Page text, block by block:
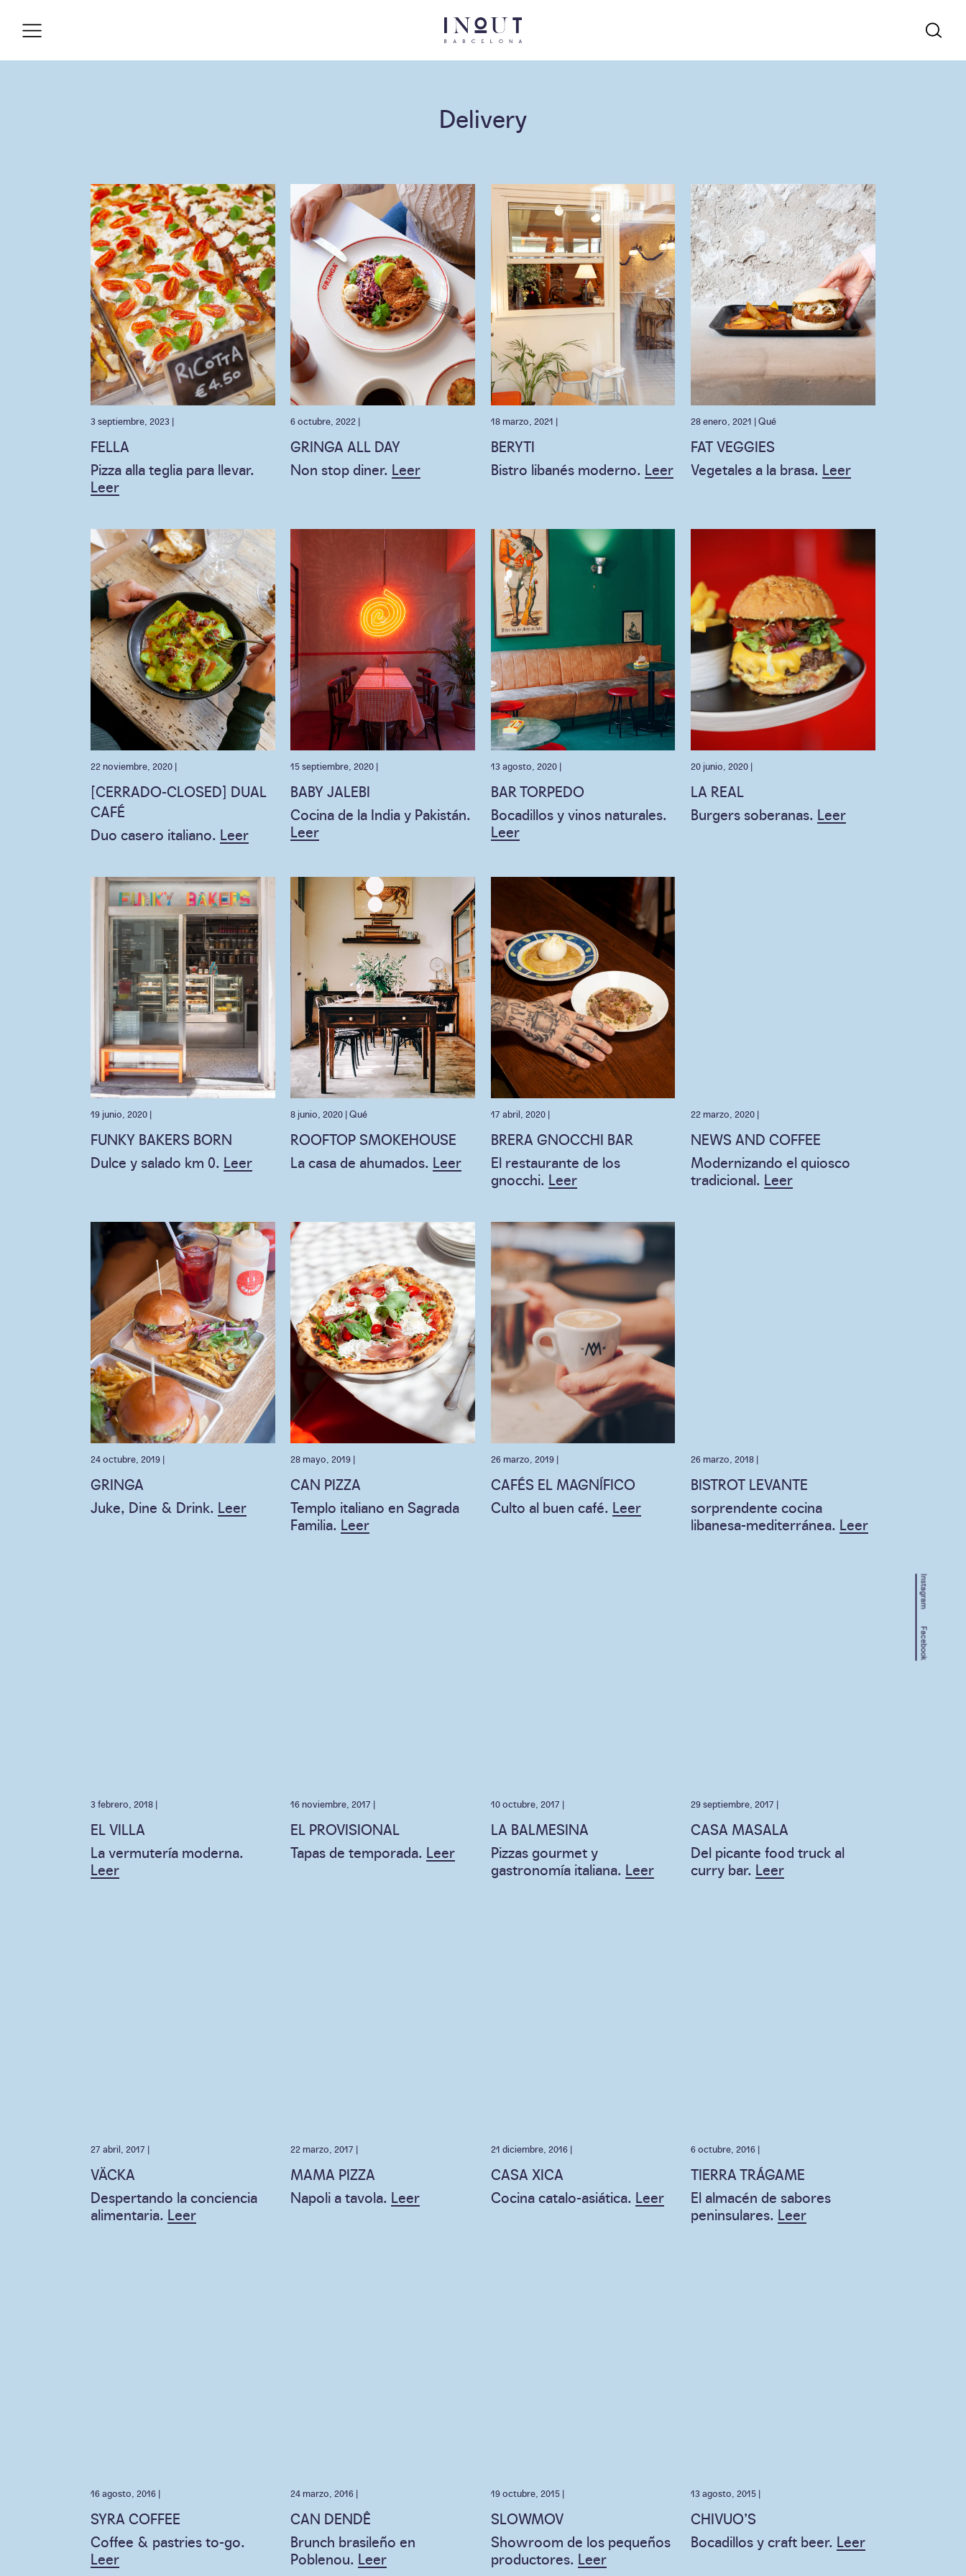
Instagram
Facebook
Delivery
3 septiembre, 2023 |
FELLA
Pizza alla teglia para llevar.
Leer
6 octubre, 2022 |
GRINGA ALL DAY
Non stop diner. Leer
18 marzo, 2021 |
BERYTI
Bistro libanés moderno. Leer
28 enero, 2021 |Qué
FAT VEGGIES
Vegetales a la brasa. Leer
22 noviembre, 2020 |
[CERRADO-CLOSED] DUAL
CAFÉ
Duo casero italiano. Leer
15 septiembre, 2020 |
BABY JALEBI
Cocina de la India y Pakistán.
Leer
13 agosto, 2020 |
BAR TORPEDO
Bocadillos y vinos naturales.
Leer
20 junio, 2020 |
LA REAL
Burgers soberanas. Leer
19 junio, 2020 |
FUNKY BAKERS BORN
Dulce y salado km 0. Leer
8 junio, 2020 |Qué
ROOFTOP SMOKEHOUSE
La casa de ahumados. Leer
17 abril, 2020 |
BRERA GNOCCHI BAR
El restaurante de los
gnocchi. Leer
22 marzo, 2020 |
NEWS AND COFFEE
Modernizando el quiosco
tradicional. Leer
24 octubre, 2019 |
GRINGA
Juke, Dine & Drink. Leer
28 mayo, 2019 |
CAN PIZZA
Templo italiano en Sagrada
Familia. Leer
26 marzo, 2019 |
CAFÉS EL MAGNÍFICO
Culto al buen café. Leer
26 marzo, 2018 |
BISTROT LEVANTE
sorprendente cocina
libanesa-mediterránea. Leer
3 febrero, 2018 |
EL VILLA
La vermutería moderna.
Leer
16 noviembre, 2017 |
EL PROVISIONAL
Tapas de temporada. Leer
10 octubre, 2017 |
LA BALMESINA
Pizzas gourmet y
gastronomía italiana. Leer
29 septiembre, 2017 |
CASA MASALA
Del picante food truck al
curry bar. Leer
27 abril, 2017 |
VÄCKA
Despertando la conciencia
alimentaria. Leer
22 marzo, 2017 |
MAMA PIZZA
Napoli a tavola. Leer
21 diciembre, 2016 |
CASA XICA
Cocina catalo-asiática. Leer
6 octubre, 2016 |
TIERRA TRÁGAME
El almacén de sabores
peninsulares. Leer
16 agosto, 2016 |
SYRA COFFEE
Coffee & pastries to-go.
Leer
24 marzo, 2016 |
CAN DENDÊ
Brunch brasileño en
Poblenou. Leer
19 octubre, 2015 |
SLOWMOV
Showroom de los pequeños
productores. Leer
13 agosto, 2015 |
CHIVUO’S
Bocadillos y craft beer. Leer